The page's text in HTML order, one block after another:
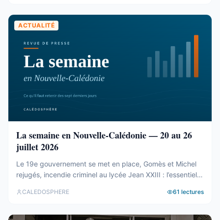
ACTUALITÉ
La semaine en Nouvelle-Calédonie — 20 au 26
juillet 2026
Le 19e gouvernement se met en place, Gomès et Michel
rejugés, incendie criminel au lycée Jean XXIII : l’essentiel
CALEDOSPHERE 61 lectures